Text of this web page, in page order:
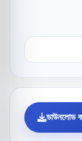
ডাউনলোড